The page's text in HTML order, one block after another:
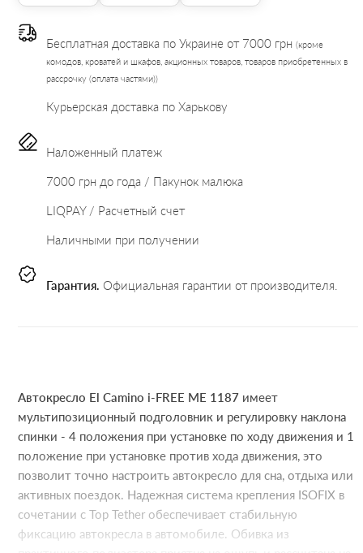
Автокресло El Camino i-FREE ME 1187 имеет
мультипозиционный подголовник и регулировку наклона
спинки - 4 положения при установке по ходу движения и 1
положение при установке против хода движения, это
позволит точно настроить автокресло для сна, отдыха или
активных поездок. Надежная система крепления ISOFIX в
сочетании с Top Tether обеспечивает стабильную
фиксацию автокресла в автомобиле. Обивка из
Бесплатная доставка по Украине от 7000 грн (кроме
комодов, кроватей и шкафов, акционных товаров, товаров приобретенных в
рассрочку (оплата частями))
Курьерская доставка по Харькову
Наложенный платеж
7000 грн до года / Пакунок малюка
LIQPAY / Расчетный счет
Наличными при получении
Гарантия. Официальная гарантии от производителя.